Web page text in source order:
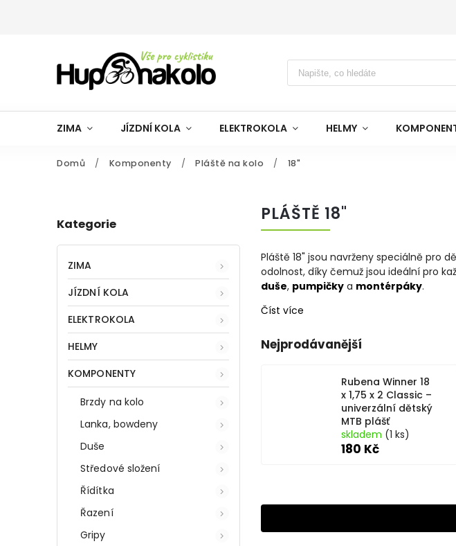
ZIMA JÍZDNÍ KOLA ELEKTROKOLA HELMY
Domů / Komponenty / Pláště na kolo / 18"
Kategorie
ZIMA
JÍZDNÍ KOLA
ELEKTROKOLA
HELMY
KOMPONENTY
Brzdy na kolo
Lanka, bowdeny
Duše
Středové složení
Řídítka
Řazení
Gripy
PLÁŠTĚ 18"
Pláště 18" jsou navrženy speciálně pro
odolnost, díky čemuž jsou ideální pro
duše, pumpičky a montérpáky.
Číst více
Nejprodávanější
Rubena Winner 18
x 1,75 x 2 Classic –
univerzální dětský
MTB plášť
skladem (1 ks)
180 Kč